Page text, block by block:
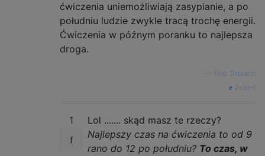
ćwiczenia uniemożliwiają zasypianie, a po
południu ludzie zwykle tracą trochę energii.
Ćwiczenia w późnym poranku to najlepsza
droga.
Rob Sterach
źródło
1
Lol ....... skąd masz te rzeczy?
Najlepszy czas na ćwiczenia to od 9
rano do 12 po południu? To czas, w